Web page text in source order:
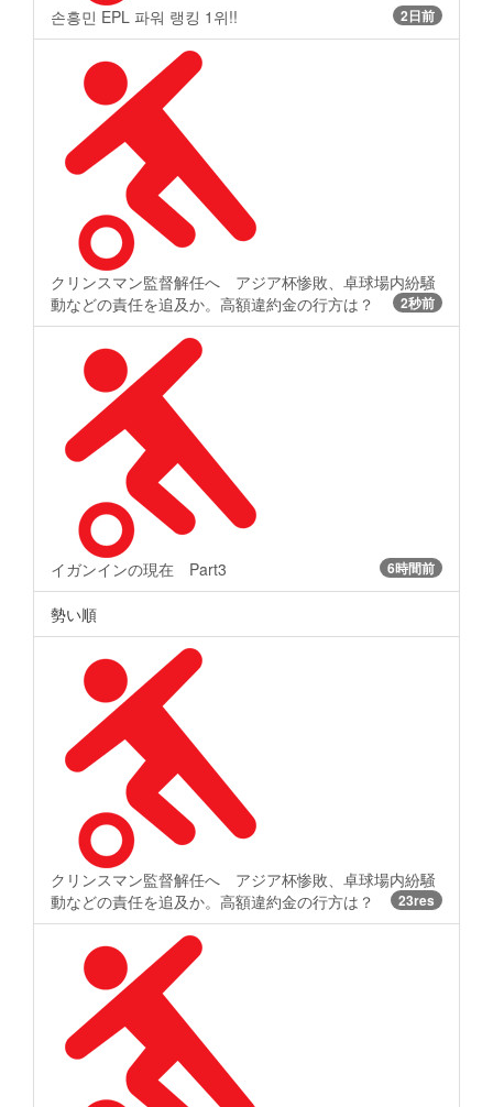
손흥민 EPL 파워 랭킹 1위!! 2日前
クリンスマン監督解任へ アジア杯惨敗、卓球場内紛騒
動などの責任を追及か。高額違約金の行方は？
2秒前
イガンインの現在 Part3 6時間前
勢い順
クリンスマン監督解任へ アジア杯惨敗、卓球場内紛騒
動などの責任を追及か。高額違約金の行方は？
23res